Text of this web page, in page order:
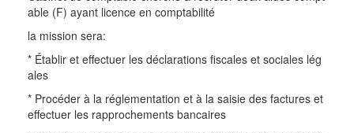
able (F) ayant licence en comptabilité
la mission sera:
* Établir et effectuer les déclarations fiscales et sociales lég
ales
* Procéder à la réglementation et à la saisie des factures et
effectuer les rapprochements bancaires